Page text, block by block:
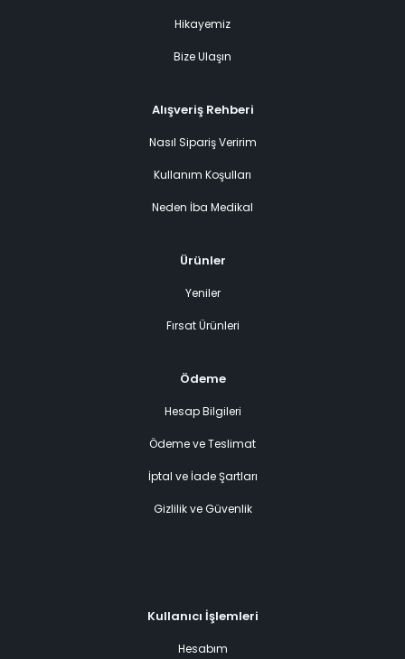
Hikayemiz
Bize Ulaşın
Alışveriş Rehberi
Nasıl Sipariş Veririm
Kullanım Koşulları
Neden İba Medikal
Ürünler
Yeniler
Fırsat Ürünleri
Ödeme
Hesap Bilgileri
Ödeme ve Teslimat
İptal ve İade Şartları
Gizlilik ve Güvenlik
Kullanıcı İşlemleri
Hesabım